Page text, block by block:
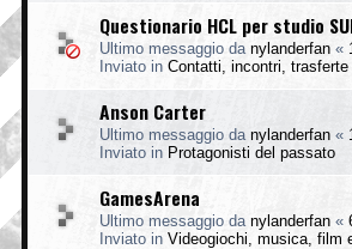
Questionario HCL per studio
Ultimo messaggio da nylanderfan «
Inviato in Contatti, incontri,
Anson Carter
Ultimo messaggio da nylanderfan «
Inviato in Protagonisti del passato
GamesArena
Ultimo messaggio da nylanderfan «
Inviato in Videogiochi, musica, film